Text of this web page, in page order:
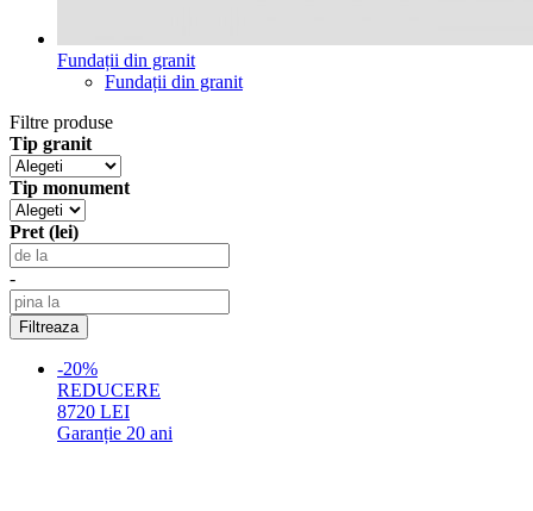
Fundații din granit
Fundații din granit
Filtre produse
Tip granit
Tip monument
Pret (lei)
-
-20%
REDUCERE
8720 LEI
Garanție 20 ani